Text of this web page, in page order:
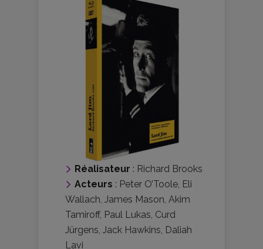
Réalisateur : Richard Brooks
Acteurs : Peter O’Toole Eli
Wallach James Mason Akim
Tamiroff, Paul Lukas Curd
Jürgens Jack Hawkins Daliah
Lavi